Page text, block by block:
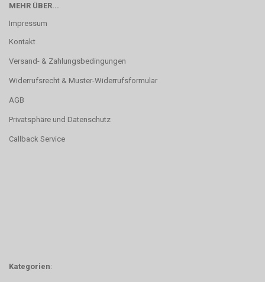
MEHR ÜBER...
Impressum
Kontakt
Versand- & Zahlungsbedingungen
Widerrufsrecht & Muster-Widerrufsformular
AGB
Privatsphäre und Datenschutz
Callback Service
Kategorien: